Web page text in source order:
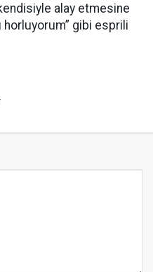
alay etmesine
horluyorum” gibi esprili